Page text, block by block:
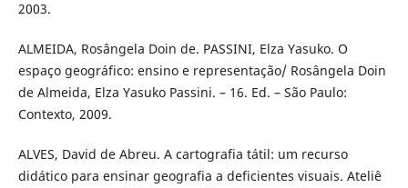
2003.
ALMEIDA, Rosângela Doin de. PASSINI, Elza Yasuko. O
espaço geográfico: ensino e representação/ Rosângela Doin
de Almeida, Elza Yasuko Passini. – 16. Ed. – São Paulo:
Contexto, 2009.
ALVES, David de Abreu. A cartografia tátil: um recurso
didático para ensinar geografia a deficientes visuais. Ateliê